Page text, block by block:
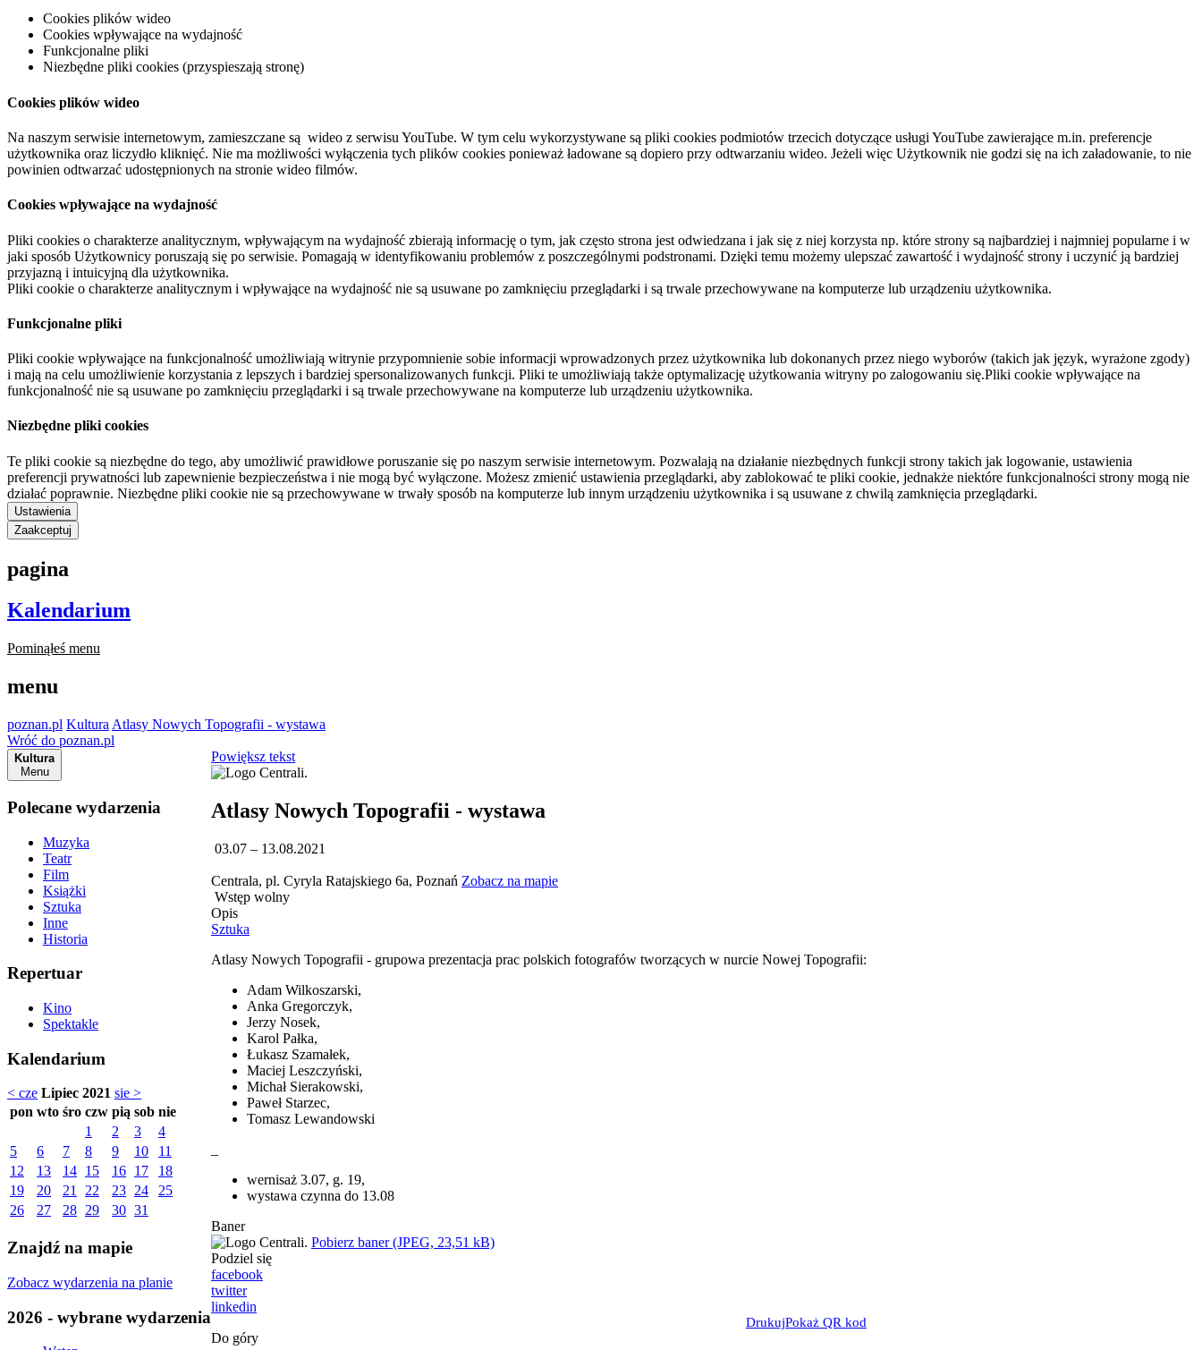
Cookies plików wideo
Cookies wpływające na wydajność
Funkcjonalne pliki
Niezbędne pliki cookies (przyspieszają stronę)
Cookies plików wideo
Na naszym serwisie internetowym, zamieszczane są wideo z serwisu YouTube. W tym celu wykorzystywane są pliki cookies podmiotów trzecich dotyczące usługi YouTube zawierające m.in. preferencje
użytkownika oraz liczydło kliknięć. Nie ma możliwości wyłączenia tych plików cookies ponieważ ładowane są dopiero przy odtwarzaniu wideo. Jeżeli więc Użytkownik nie godzi się na ich załadowanie, to nie
powinien odtwarzać udostępnionych na stronie wideo filmów.
Cookies wpływające na wydajność
Pliki cookies o charakterze analitycznym, wpływającym na wydajność zbierają informację o tym, jak często strona jest odwiedzana i jak się z niej korzysta np. które strony są najbardziej i najmniej popularne i w
jaki sposób Użytkownicy poruszają się po serwisie. Pomagają w identyfikowaniu problemów z poszczególnymi podstronami. Dzięki temu możemy ulepszać zawartość i wydajność strony i uczynić ją bardziej
przyjazną i intuicyjną dla użytkownika.
Pliki cookie o charakterze analitycznym i wpływające na wydajność nie są usuwane po zamknięciu przeglądarki i są trwale przechowywane na komputerze lub urządzeniu użytkownika.
Funkcjonalne pliki
Pliki cookie wpływające na funkcjonalność umożliwiają witrynie przypomnienie sobie informacji wprowadzonych przez użytkownika lub dokonanych przez niego wyborów (takich jak język, wyrażone zgody)
i mają na celu umożliwienie korzystania z lepszych i bardziej spersonalizowanych funkcji. Pliki te umożliwiają także optymalizację użytkowania witryny po zalogowaniu się.Pliki cookie wpływające na
funkcjonalność nie są usuwane po zamknięciu przeglądarki i są trwale przechowywane na komputerze lub urządzeniu użytkownika.
Niezbędne pliki cookies
Te pliki cookie są niezbędne do tego, aby umożliwić prawidłowe poruszanie się po naszym serwisie internetowym. Pozwalają na działanie niezbędnych funkcji strony takich jak logowanie, ustawienia
preferencji prywatności lub zapewnienie bezpieczeństwa i nie mogą być wyłączone. Możesz zmienić ustawienia przeglądarki, aby zablokować te pliki cookie, jednakże niektóre funkcjonalności strony mogą nie
działać poprawnie. Niezbędne pliki cookie nie są przechowywane w trwały sposób na komputerze lub innym urządzeniu użytkownika i są usuwane z chwilą zamknięcia przeglądarki.
Ustawienia
Zaakceptuj
pagina
Kalendarium
Pominąłeś menu
menu
poznan.pl Kultura Atlasy Nowych Topografii - wystawa
Wróć do poznan.pl
Kultura
Menu
Polecane wydarzenia
Muzyka
Teatr
Film
Książki
Sztuka
Inne
Historia
Repertuar
Kino
Spektakle
Kalendarium
< cze Lipiec 2021 sie >
pon wto śro czw pią sob nie
1
2 3
4
5
6 7 8 9 10
11
12
13 14 15 16 17
18
19
20 21 22 23 24
25
26
27 28 29 30 31
Znajdź na mapie
Zobacz wydarzenia na planie
2026 - wybrane wydarzenia
Powiększ tekst
Atlasy Nowych Topografii - wystawa
03.07 – 13.08.2021
Centrala, pl. Cyryla Ratajskiego 6a, Poznań Zobacz na mapie
Wstęp wolny
Opis
Sztuka
Atlasy Nowych Topografii - grupowa prezentacja prac polskich fotografów tworzących w nurcie Nowej Topografii:
Adam Wilkoszarski,
Anka Gregorczyk,
Jerzy Nosek,
Karol Pałka,
Łukasz Szamałek,
Maciej Leszczyński,
Michał Sierakowski,
Paweł Starzec,
Tomasz Lewandowski
wernisaż 3.07, g. 19,
wystawa czynna do 13.08
Baner
Pobierz baner (JPEG, 23,51 kB)
Podziel się
facebook
twitter
linkedin
DrukujPokaż QR kod
Do góry